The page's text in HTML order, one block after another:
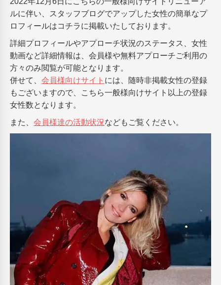
ルに伴い、スタッフブログでアップした女性の簡単なプ
ロフィールはコチラに掲載いたしております。
詳細プロフィールやアプローチ状況のステータス、女性
動画など詳細情報は、会員様や無料アプローチご利用の
方々のみ閲覧が可能となります。
併せて、 会員様向けサイト には、随時非掲載女性の登録
もございますので、こちら一般様向けサイト以上の登録
女性数となります。
また、 会員様達の活動状況などもご覧ください。